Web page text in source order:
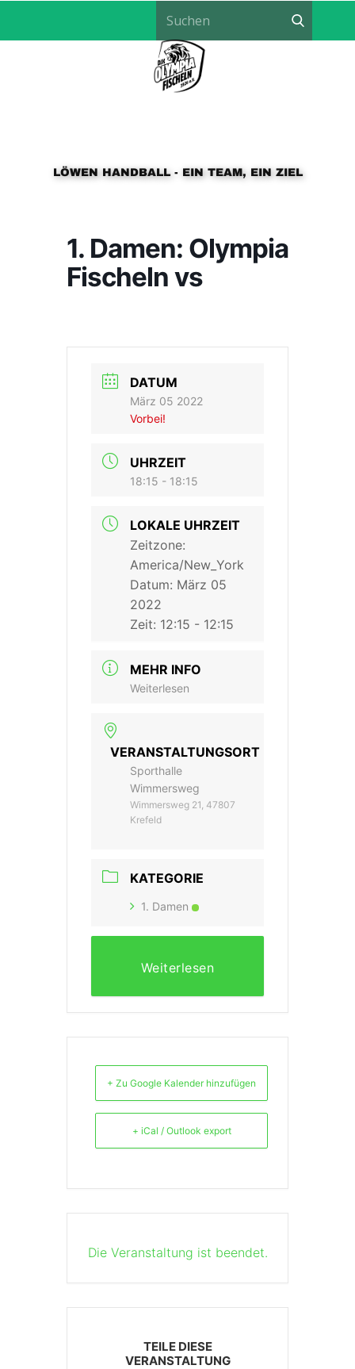
LÖWEN HANDBALL - EIN TEAM, EIN ZIEL
Aktuell News Der Verein
1. Damen: Olympia
Fischeln vs
DATUM
März 05 2022
Vorbei!
UHRZEIT
18:15 - 18:15
LOKALE UHRZEIT
Zeitzone:
America/New_York
Datum: März 05
2022
Zeit: 12:15 - 12:15
MEHR INFO
Weiterlesen
VERANSTALTUNGSORT
Sporthalle
Wimmersweg
Wimmersweg 21, 47807
Krefeld
KATEGORIE
1. Damen
Weiterlesen
+ Zu Google Kalender hinzufügen
+ iCal / Outlook export
Die Veranstaltung ist beendet.
TEILE DIESE
VERANSTALTUNG